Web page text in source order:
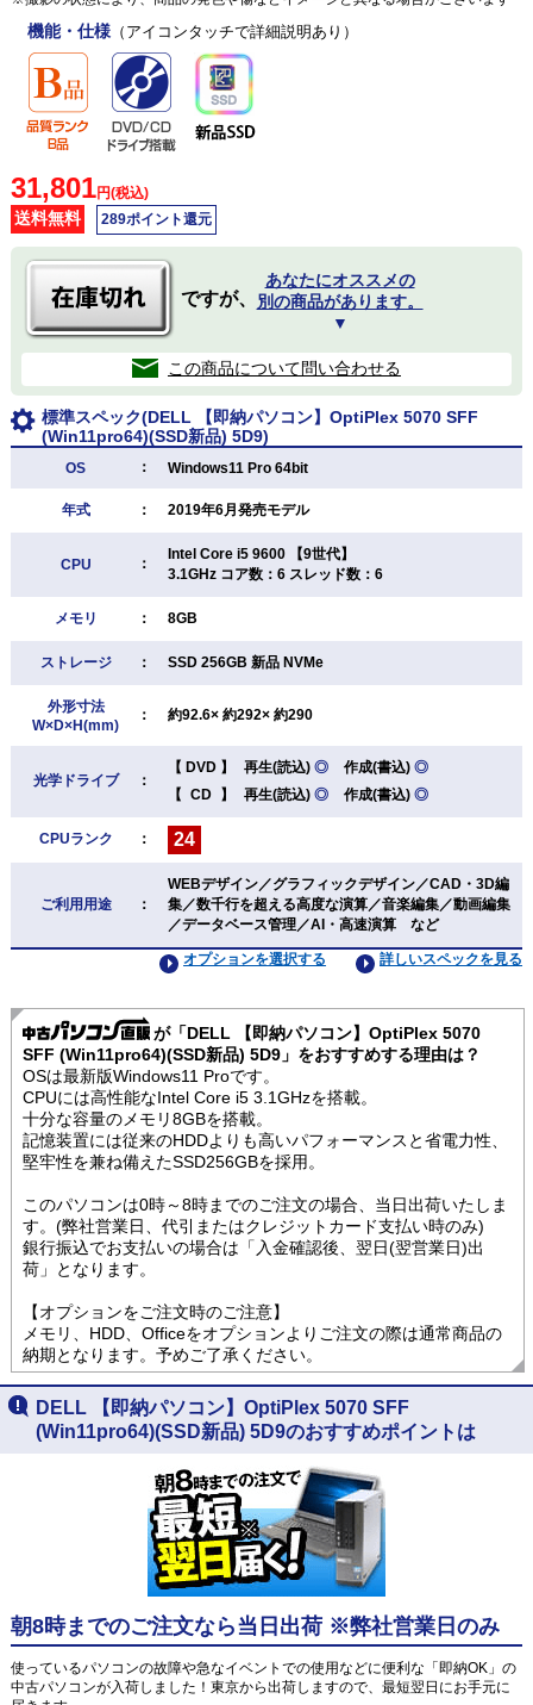
機能・仕様（アイコンタッチで詳細説明あり）
31,801円(税込)
送料無料 289ポイント還元
ですが、
あなたにオススメの
別の商品があります。
▼
この商品について問い合わせる
標準スペック(DELL 【即納パソコン】OptiPlex 5070 SFF
(Win11pro64)(SSD新品) 5D9)
OS ： Windows11 Pro 64bit
年式 ： 2019年6月発売モデル
CPU ：
Intel Core i5 9600 【9世代】
3.1GHz コア数：6 スレッド数：6
メモリ ： 8GB
ストレージ ： SSD 256GB 新品 NVMe
外形寸法
W×D×H(mm)
： 約92.6× 約292× 約290
光学ドライブ ：
【 DVD 】 再生(読込) ◎ 作成(書込) ◎
【 CD 】 再生(読込) ◎ 作成(書込) ◎
CPUランク ： 24
ご利用用途 ：
WEBデザイン／グラフィックデザイン／CAD・3D編
集／数千行を超える高度な演算／音楽編集／動画編集
／データベース管理／AI・高速演算 など
詳しいスペックを見る
オプションを選択する
が「DELL 【即納パソコン】OptiPlex 5070
SFF (Win11pro64)(SSD新品) 5D9」をおすすめする理由は？
OSは最新版Windows11 Proです。
CPUには高性能なIntel Core i5 3.1GHzを搭載。
十分な容量のメモリ8GBを搭載。
記憶装置には従来のHDDよりも高いパフォーマンスと省電力性、
堅牢性を兼ね備えたSSD256GBを採用。
このパソコンは0時～8時までのご注文の場合、当日出荷いたしま
す。(弊社営業日、代引またはクレジットカード支払い時のみ)
銀行振込でお支払いの場合は「入金確認後、翌日(翌営業日)出
荷」となります。
【オプションをご注文時のご注意】
メモリ、HDD、Officeをオプションよりご注文の際は通常商品の
納期となります。予めご了承ください。
DELL 【即納パソコン】OptiPlex 5070 SFF
(Win11pro64)(SSD新品) 5D9のおすすめポイントは
朝8時までのご注文なら当日出荷 ※弊社営業日のみ
使っているパソコンの故障や急なイベントでの使用などに便利な「即納OK」の
中古パソコンが入荷しました！東京から出荷しますので、最短翌日にお手元に